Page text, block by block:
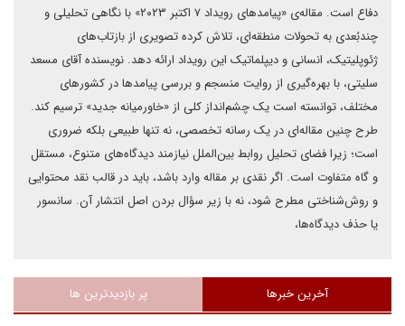
دفاع است. مقاله‌ی «پیامدهای رویداد ۷ اکتبر ۲۰۲۳» با نگاهی تحلیلی و
چندبُعدی به تحولات منطقه‌ای، تلاش کرده تصویری از بازتاب‌های
ژئوپلیتیک، انسانی و دیپلماتیک این رویداد ارائه دهد. نویسنده آقای مسعد
سلیتی، با بهره‌گیری از روایت منسجم و بررسی پیامدها در کشورهای
مختلف، توانسته است یک چشم‌انداز کلی از «خاورمیانه جدید» ترسیم کند.
طرح چنین مقاله‌ای در یک رسانه تخصصی، نه تنها طبیعی بلکه ضروری
است؛ زیرا فضای تحلیل روابط بین‌الملل نیازمند دیدگاه‌های متنوع، مستقل
و گاه متفاوت است. اگر نقدی بر مقاله وارد باشد، باید در قالب نقد محتوایی
و روش‌شناختی مطرح شود، نه با زیر سؤال بردن اصل انتشار آن. سانسور
یا حذف دیدگاه‌ها،
آخرین خبرها پر بازدیدترین ها